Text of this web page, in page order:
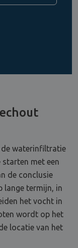
de waterinfiltratie
starten met een
de conclusie
lange termijn, in
het vocht in
wordt op het
locatie van het